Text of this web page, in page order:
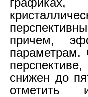
причем,
параметрам.
снижен до